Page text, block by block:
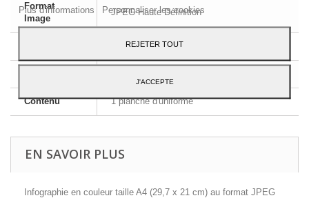
Format
Image
JPEG Haute Définition
A4 - 29,7 x 21 cm
Contenu 1 planche d'uniforme
EN SAVOIR PLUS
Infographie en couleur taille A4 (29,7 x 21 cm) au format JPEG
Plus d'informations
Personnaliser les cookies
REJETER TOUT
J'ACCEPTE